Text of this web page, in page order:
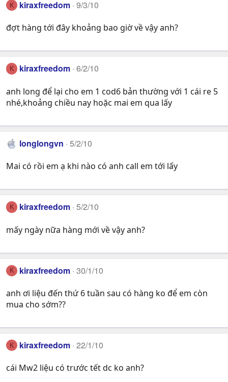
K kiraxfreedom 9/3/10
đợt hàng tới đây khoảng bao giờ về vậy anh?
K kiraxfreedom 6/2/10
anh long để lại cho em 1 cod6 bản thường với 1 cái re 5
nhé,khoảng chiều nay hoặc mai em qua lấy
longlongvn 5/2/10
Mai có rồi em ạ khi nào có anh call em tới lấy
K kiraxfreedom 5/2/10
mấy ngày nữa hàng mới về vậy anh?
K kiraxfreedom 30/1/10
anh ơi liệu đến thứ 6 tuần sau có hàng ko để em còn
mua cho sớm??
K kiraxfreedom 22/1/10
cái Mw2 liệu có trước tết dc ko anh?